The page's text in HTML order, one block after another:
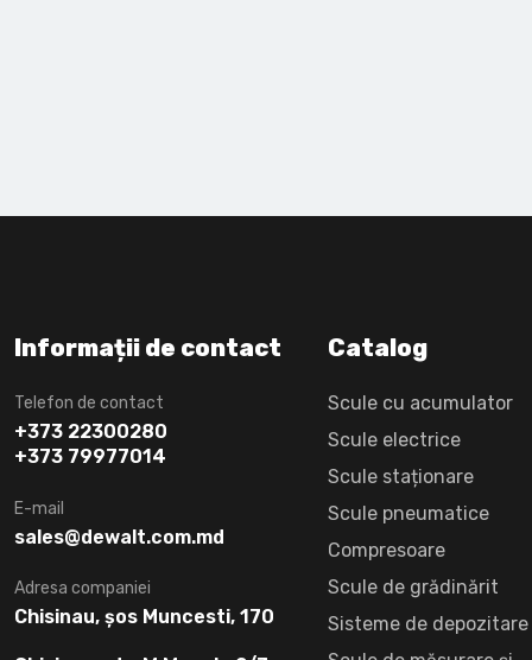
Informații de contact
Telefon de contact
+373 22300280
+373 79977014
E-mail
sales@dewalt.com.md
Adresa companiei
Chisinau, șos Muncesti, 170
Catalog
Scule cu acumulator
Scule electrice
Scule staționare
Scule pneumatice
Compresoare
Scule de grădinărit
Sisteme de depozitare